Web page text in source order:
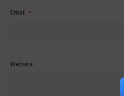
Email *
Website